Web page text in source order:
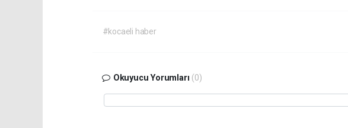
#kocaeli haber
Okuyucu Yorumları (0)